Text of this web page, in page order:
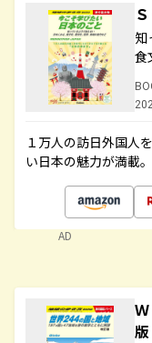
知
食
１万人の訪日外国人
い日本の魅力が満載
AD
版